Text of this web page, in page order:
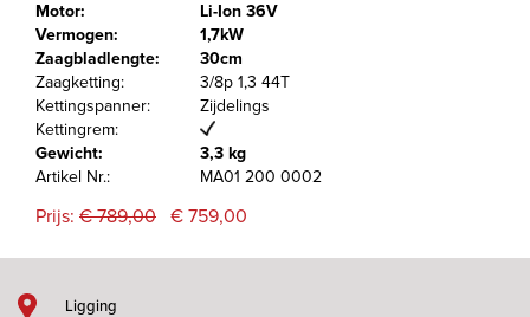
Motor:
Li-Ion 36V
Vermogen:
1,7kW
Zaagbladlengte:
30cm
Zaagketting:
3/8p 1,3 44T
Kettingspanner:
Zijdelings
Kettingrem:
Gewicht:
3,3 kg
Artikel Nr.:
MA01 200 0002
Prijs: € 789,00 € 759,00
Ligging